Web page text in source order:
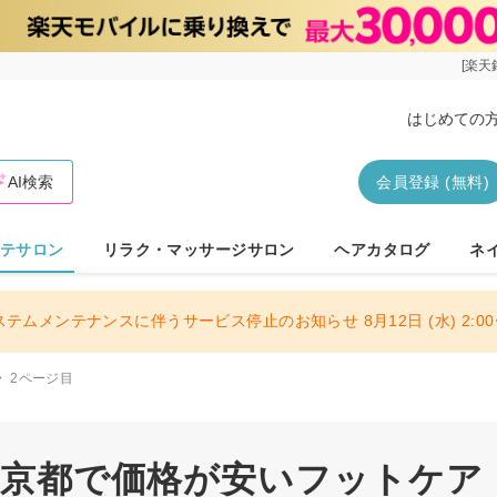
[楽天
はじめての
会員登録 (無料)
AI検索
サロン リラク・マッサージサロン ヘアカタログ ネ
テムメンテナンスに伴うサービス停止のお知らせ 8月12日 (水)
2ページ目
都で価格が安いフットケ